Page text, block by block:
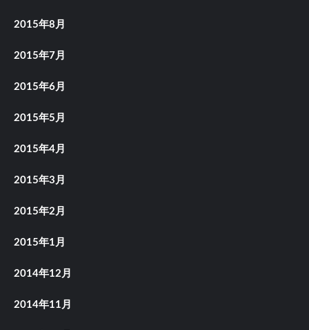
2015年8月
2015年7月
2015年6月
2015年5月
2015年4月
2015年3月
2015年2月
2015年1月
2014年12月
2014年11月